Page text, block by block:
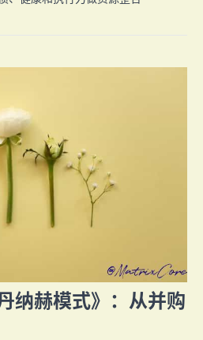
纳赫模式》：从并购